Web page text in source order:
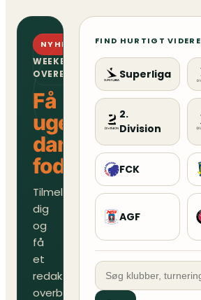
NYHEDSBREV
WEEKENDENS
OVERBLIK
Få
ugens
danske
fodboldoverblik
Tilmeld
dig
og
få
et
redaktionelt
overblik
FIND HURTIGT VIDERE
Superliga
2.
Division
FCK
AGF